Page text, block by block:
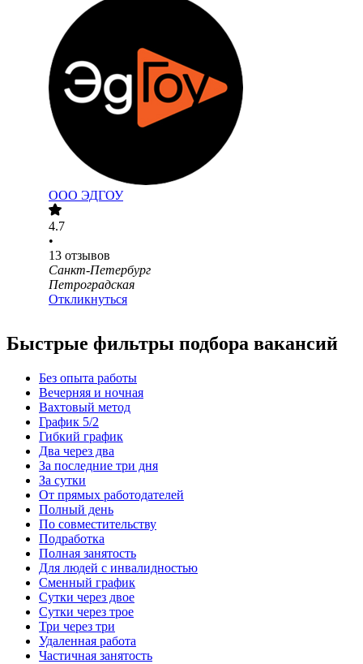
ООО ЭДГОУ
4.7
•
13 отзывов
Санкт-Петербург
Петроградская
Откликнуться
Быстрые фильтры подбора вакансий
Без опыта работы
Вечерняя и ночная
Вахтовый метод
График 5/2
Гибкий график
Два через два
За последние три дня
За сутки
От прямых работодателей
Полный день
По совместительству
Подработка
Полная занятость
Для людей с инвалидностью
Сменный график
Сутки через двое
Сутки через трое
Три через три
Удаленная работа
Частичная занятость